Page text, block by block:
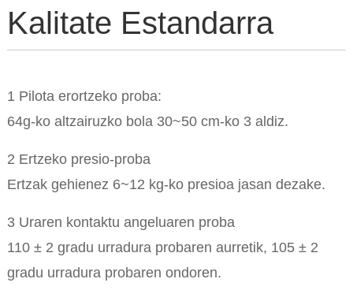
Kalitate Estandarra
1 Pilota erortzeko proba:
64g-ko altzairuzko bola 30~50 cm-ko 3 aldiz.
2 Ertzeko presio-proba
Ertzak gehienez 6~12 kg-ko presioa jasan dezake.
3 Uraren kontaktu angeluaren proba
110 ± 2 gradu urradura probaren aurretik, 105 ± 2
gradu urradura probaren ondoren.